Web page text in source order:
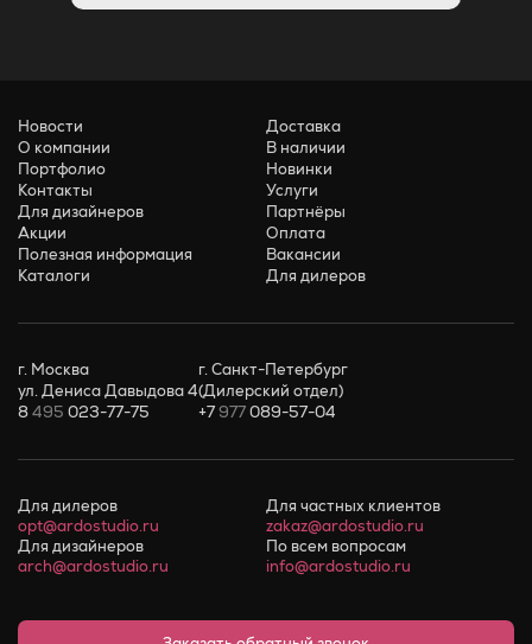
Новости
О компании
Портфолио
Контакты
Для дизайнеров
Акции
Полезная информация
Каталоги
Доставка
В наличии
Новинки
Услуги
Партнёры
Оплата
Вакансии
Для дилеров
г. Москва
ул. Дениса Давыдова 4
8495 023-77-75
г. Санкт-Петербург
(Дилерский отдел)
+7977089-57-04
Для дилеров
opt@ardostudio.ru
Для частных клиентов
zakaz@ardostudio.ru
Для дизайнеров
arch@ardostudio.ru
По всем вопросам
info@ardostudio.ru